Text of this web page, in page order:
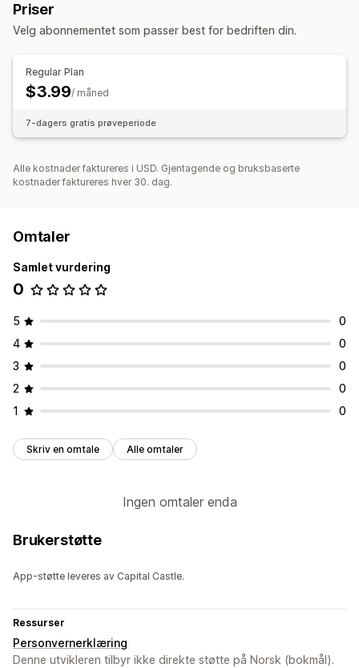
Priser
Velg abonnementet som passer best for bedriften din.
Regular Plan
$3.99/ måned
7-dagers gratis prøveperiode
Alle kostnader faktureres i USD. Gjentagende og bruksbaserte
kostnader faktureres hver 30. dag.
Omtaler
Samlet vurdering
0
5
0
4
0
3
0
2
0
1
0
Skriv en omtale Alle omtaler
Ingen omtaler enda
Brukerstøtte
App-støtte leveres av Capital Castle.
Ressurser
Personvernerklæring
Denne utvikleren tilbyr ikke direkte støtte på Norsk (bokmål).